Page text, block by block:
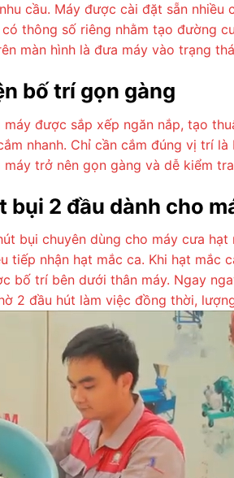
cầu. Máy được cài đặt sẵn
thông số riêng nhằm tạo đường
màn hình là đưa máy vào trạng
bố trí gọn gàng
máy được sắp xếp ngăn nắp, tạo
nhanh. Chỉ cần cắm đúng vị trí
trở nên gọn gàng và dễ kiểm
bụi 2 đầu dành cho
bụi chuyên dùng cho máy cưa
tiếp nhận hạt mắc ca. Khi hạt
bố trí bên dưới thân máy. Ngay
2 đầu hút làm việc đồng thời,